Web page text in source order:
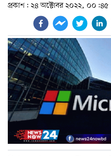
প্রকাশ: ২৪ অক্টোবর ২০২২, ০০:৪৫